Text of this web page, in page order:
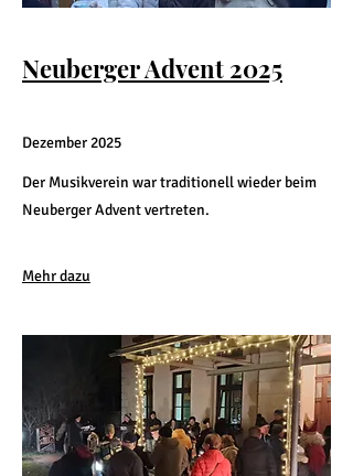
Neuberger Advent 2025
Dezember 2025
Der Musikverein war traditionell wieder beim
Neuberger Advent vertreten.
Mehr dazu